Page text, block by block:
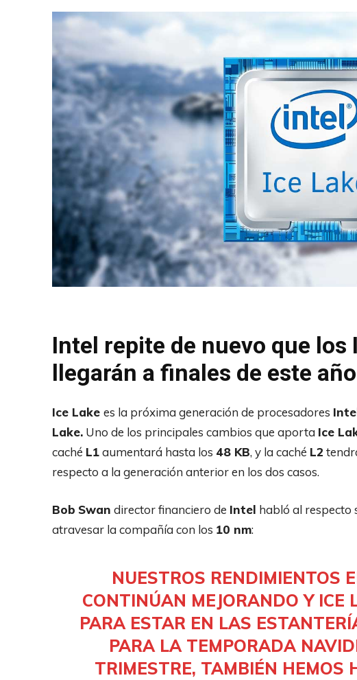
Intel repite de nuevo que los
llegarán a finales de este año
Ice Lake es la próxima generación de procesadores
Lake. Uno de los principales cambios que aporta Ice
caché L1aumentará hasta los 48 KB, y la caché L2
respecto a la generación anterior en los dos casos.
Bob Swan director financiero de Intel habló al respecto
atravesar la compañía con los 10 nm:
NUESTROS RENDIMIENTOS
CONTINÚAN MEJORANDO Y ICE
PARA ESTAR EN LAS
PARA LA TEMPORADA
TRIMESTRE, TAMBIÉN HEMOS